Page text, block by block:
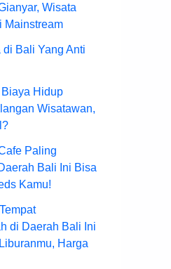
Wisata
Mainstream
di Bali Yang Anti
Hidup
Wisatawan,
Paling
Bali Ini Bisa
Kamu!
di Daerah Bali Ini
Harga